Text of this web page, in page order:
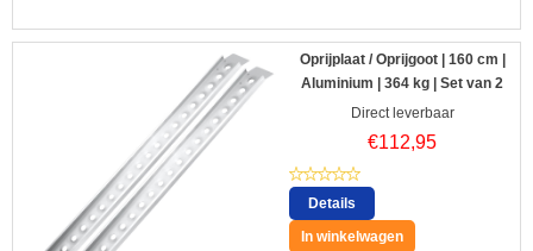
Oprijplaat / Oprijgoot | 160 cm |
Aluminium | 364 kg | Set van 2
Direct leverbaar
€112,95
Details
In winkelwagen